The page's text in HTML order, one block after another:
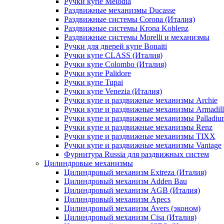
Раздвижные механизмы Ducasse
Раздвижные системы Corona (Италия)
Раздвижные системы Krona Koblenz
Раздвижные системы Morelli и механизмы
Ручки для дверей купе Bonaiti
Ручки купе CLASS (Италия)
Ручки купе Colombo (Италия)
Ручки купе Palidore
Ручки купе Tupai
Ручки купе Venezia (Италия)
Ручки купе и раздвижные механизмы Archie
Ручки купе и раздвижные механизмы
Ручки купе и раздвижные механизмы
Ручки купе и раздвижные механизмы Renz
Ручки купе и раздвижные механизмы TIXX
Ручки купе и раздвижные механизмы Vantage
Фурнитура Russia для раздвижных систем
Цилиндровые механизмы
Цилиндровый механизм Extreza (Италия)
Цилиндровый механизм Adden Bau
Цилиндровый механизм AGB (Италия)
Цилиндровый механизм Apecs
Цилиндровый механизм Avers (эконом)
Цилиндровый механизм Cisa (Италия)